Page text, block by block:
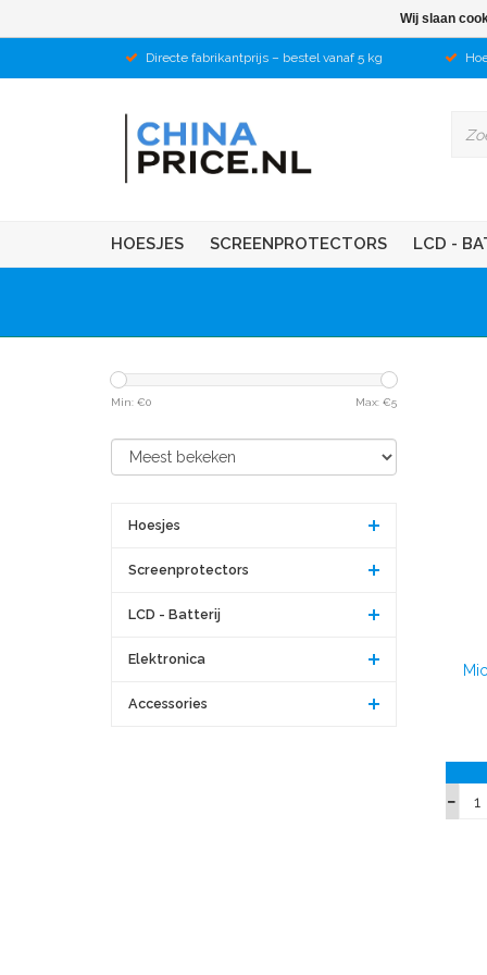
Directe fabrikantprijs – bestel vanaf 5 kg
HOESJES SCREENPROTECTORS LCD -
Min: €0 Max: €5
Hoesjes
Screenprotectors
LCD - Batterij
Elektronica
Accessories
Wij slaan